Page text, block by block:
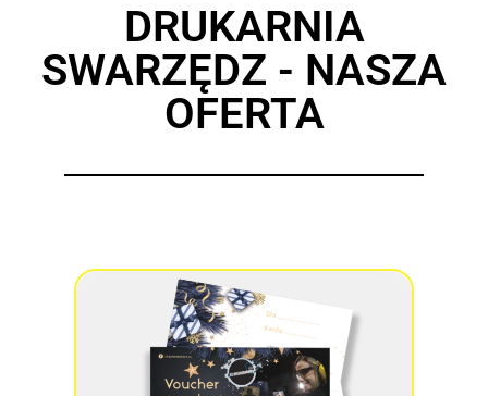
DRUKARNIA
SWARZĘDZ - NASZA
OFERTA